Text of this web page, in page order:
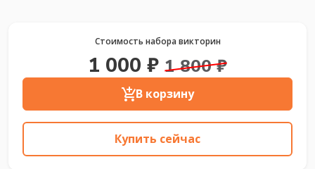
Стоимость набора викторин
1 000 ₽ 1 800 ₽
В корзину
Купить сейчас